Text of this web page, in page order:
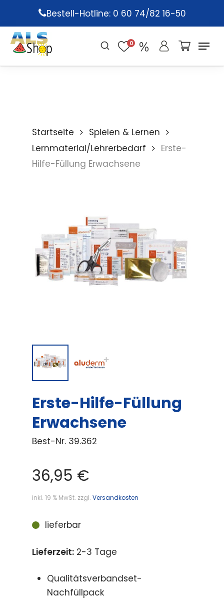
main
content
Bestell-Hotline: 0 60 74/82 16-50
0
Startseite
Spielen & Lernen
Lernmaterial/Lehrerbedarf
Erste-
Hilfe-Füllung Erwachsene
Erste-Hilfe-Füllung
Erwachsene
Best-Nr. 39.362
36,95 €
inkl. 19 % MwSt. zzgl. Versandkosten
lieferbar
Lieferzeit: 2-3 Tage
Qualitätsverbandset-
Nachfüllpack